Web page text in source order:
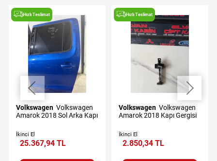
Hızlı Teslimat
Volkswagen
Amarok 2018 Sol Arka Kapı
İkinci El
25.367,94 TL
Hızlı Teslimat
Volkswagen
Amarok 2018 Kapı Gergisi
İkinci El
2.850,34 TL